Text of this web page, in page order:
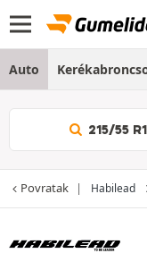
Auto
215/55
Povratak Habilead